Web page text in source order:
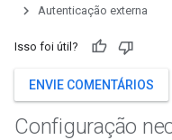
Autenticação externa
Isso foi útil?
ENVIE COMENTÁRIOS
Configuração